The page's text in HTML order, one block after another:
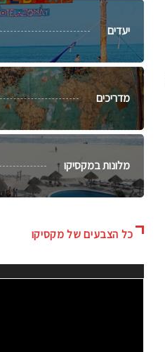
יעדים
מדריכים
מלונות במקסיקו
כל הצבעים של מקסיקו